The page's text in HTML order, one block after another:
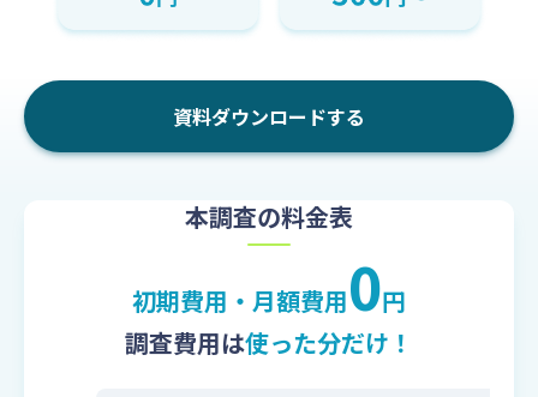
アンケー
ム
ティ
調査レポ
グ
ン
問
資料ダウンロードする
本調査の料金表
初期費用・月額費用0円
調査費用は使った分だけ！